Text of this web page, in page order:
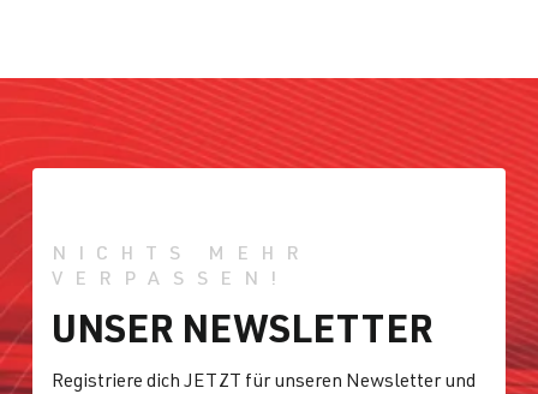
NICHTS MEHR
VERPASSEN!
UNSER NEWSLETTER
Registriere dich JETZT für unseren Newsletter und